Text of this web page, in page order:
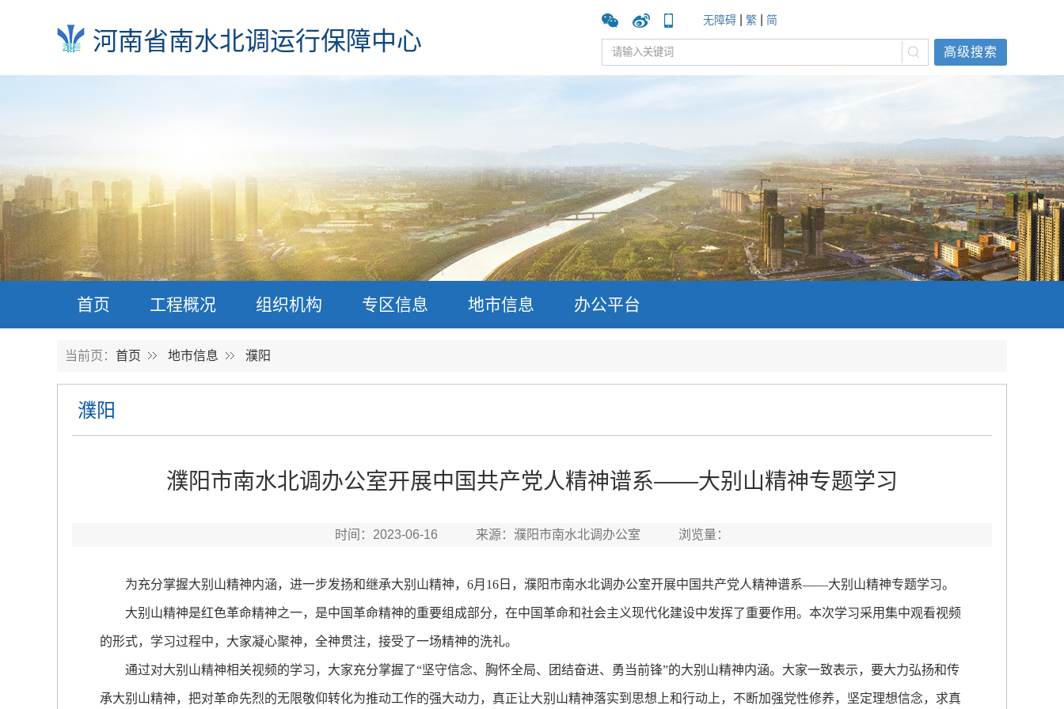
河南省南水北调运行保障中心
无障碍 繁 简
高级搜索
首页 工程概况 组织机构 专区信息 地市信息 办公平台
当前页： 首页 地市信息 濮阳
濮阳
濮阳市南水北调办公室开展中国共产党人精神谱系——大别山精神专题学习
时间：2023-06-16 来源：濮阳市南水北调办公室 浏览量：
为充分掌握大别山精神内涵，进一步发扬和继承大别山精神，6月16日，濮阳市南水北调办公室开展中国共产党人精神谱系——大别山精神专题学习。
大别山精神是红色革命精神之一，是中国革命精神的重要组成部分，在中国革命和社会主义现代化建设中发挥了重要作用。本次学习采用集中观看视频
的形式，学习过程中，大家凝心聚神，全神贯注，接受了一场精神的洗礼。
通过对大别山精神相关视频的学习，大家充分掌握了“坚守信念、胸怀全局、团结奋进、勇当前锋”的大别山精神内涵。大家一致表示，要大力弘扬和传
承大别山精神，把对革命先烈的无限敬仰转化为推动工作的强大动力，真正让大别山精神落实到思想上和行动上，不断加强党性修养，坚定理想信念，求真